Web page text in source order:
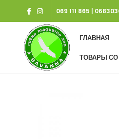
069 111 865
ГЛАВНАЯ
ТОВАРЫ СО